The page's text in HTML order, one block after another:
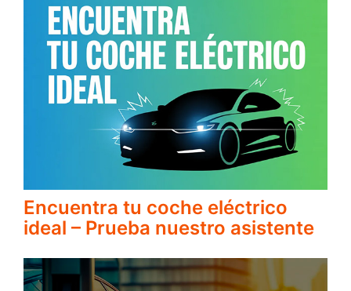
Encuentra tu coche eléctrico
ideal – Prueba nuestro asistente